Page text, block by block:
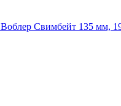
Воблер Свимбейт 135 мм,